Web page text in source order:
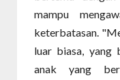
mampu
keterbatasan.
luar biasa, yang
anak yang